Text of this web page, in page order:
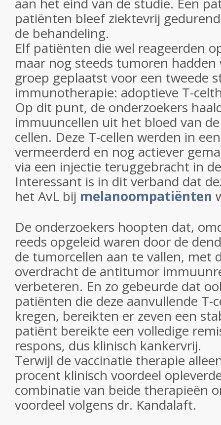
patiënten bleef ziektevrij
de behandeling.
Elf patiënten die wel reageerden
maar nog steeds tumoren hadden
groep geplaatst voor een tweede
immunotherapie: adoptieve T-
Op dit punt, de onderzoekers
immuuncellen uit het bloed van
cellen. Deze T-cellen werden in
vermeerderd en nog actiever
via een injectie teruggebracht in
Interessant is in dit verband dat
het AvL bij melanoompatiënten
De onderzoekers hoopten dat,
reeds opgeleid waren door de
de tumorcellen aan te vallen, met
overdracht de antitumor
verbeteren. En zo gebeurde dat
patiënten die deze aanvullende T-
kregen, bereikten er zeven een
patiënt bereikte een volledige
respons, dus klinisch kankervrij.
Terwijl de vaccinatie therapie
procent klinisch voordeel
combinatie van beide therapieën
voordeel volgens dr. Kandalaft.